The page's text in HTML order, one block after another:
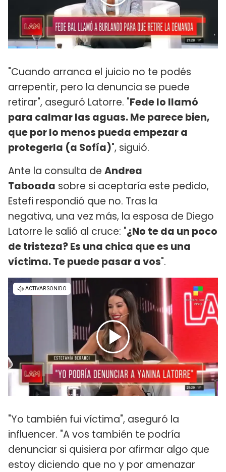
"Cuando arranca el juicio no te podés
arrepentir, pero la denuncia se puede
retirar", aseguró Latorre. "Fede lo llamó
para calmar las aguas. Me parece bien,
que por lo menos pueda empezar a
protegerla (a Sofía)", siguió.
Ante la consulta de Andrea
Taboada sobre si aceptaría este pedido,
Estefi respondió que no. Tras la
negativa, una vez más, la esposa de Diego
Latorre le salió al cruce: "¿No te da un poco
de tristeza? Es una chica que es una
víctima. Te puede pasar a vos".
"Yo también fui víctima", aseguró la
influencer. "A vos también te podría
denunciar si quisiera por afirmar algo que
estoy diciendo que no y por amenazar